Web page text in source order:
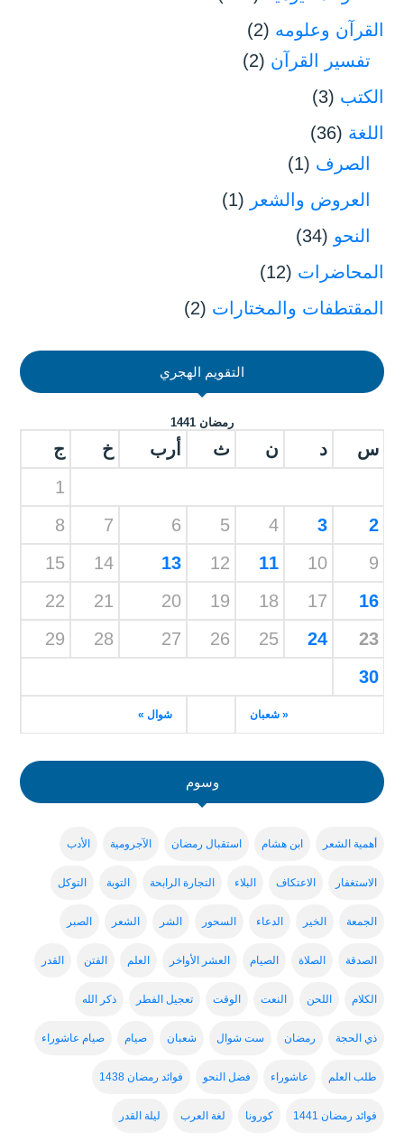
القرآن وعلومه (2)
تفسير القرآن (2)
الكتب (3)
اللغة (36)
الصرف (1)
العروض والشعر (1)
النحو (34)
المحاضرات (12)
المقتطفات والمختارات (2)
التقويم الهجري
رمضان 1441
س د ن ث أرب خ ج
« شعبان شوال »
1
2
3
4
5
6
7
8
9
10
11
12
13
14
15
16
17
18
19
20
21
22
23
24
25
26
27
28
29
30
وسوم
أهمية الشعر ابن هشام استقبال رمضان الآجرومية الأدب
الاستغفار الاعتكاف البلاء التجارة الرابحة التوبة التوكل
الجمعة الخير الدعاء السحور الشر الشعر الصبر
الصدقة الصلاة الصيام العشر الأواخر العلم الفتن القدر
الكلام اللحن النعت الوقت تعجيل الفطر ذكر الله
ذي الحجة رمضان ست شوال شعبان صيام صيام عاشوراء
طلب العلم عاشوراء فضل النحو فوائد رمضان 1438
فوائد رمضان 1441 كورونا لغة العرب ليلة القدر